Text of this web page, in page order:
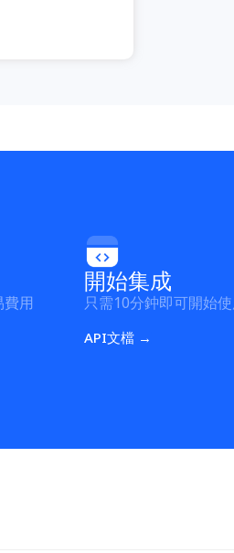
費用
開始集成
只需10分鈡即可開始
API文檔 →